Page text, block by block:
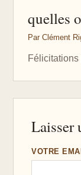
quelles
Par Clément
Félicitations
Laisser
VOTRE